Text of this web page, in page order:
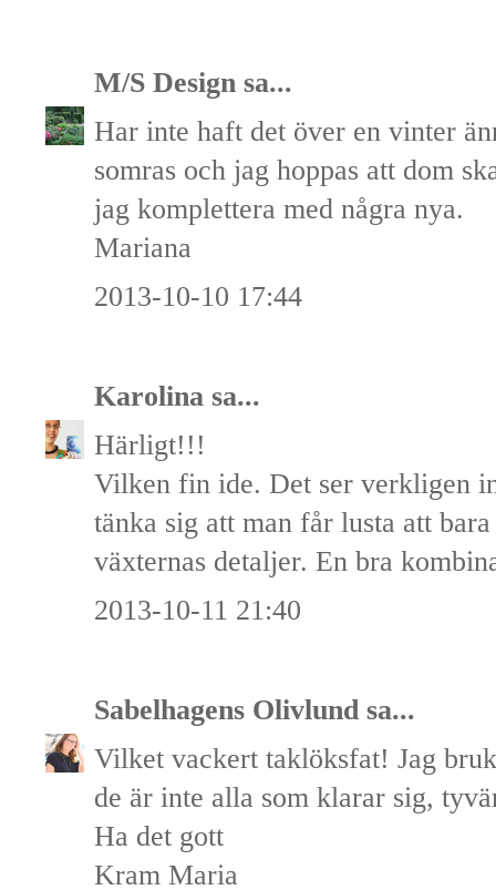
M/S Design sa...
Har inte haft det över en vinter
somras och jag hoppas att dom
jag komplettera med några nya.
Mariana
2013-10-10 17:44
Karolina sa...
Härligt!!!
Vilken fin ide. Det ser verkligen
tänka sig att man får lusta att
växternas detaljer. En bra
2013-10-11 21:40
Sabelhagens Olivlund sa...
Vilket vackert taklöksfat! Jag
de är inte alla som klarar sig,
Ha det gott
Kram Maria